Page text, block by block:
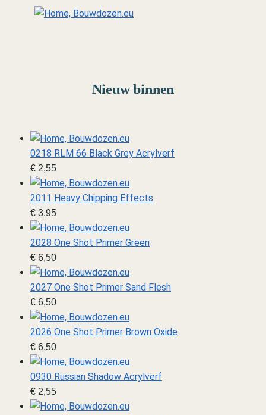
Nieuw binnen
0218 RLM 66 Black Grey Acrylverf
€ 2,55
2011 Heavy Chipping Effects
€ 3,95
2028 One Shot Primer Green
€ 6,50
2027 One Shot Primer Sand Flesh
€ 6,50
2026 One Shot Primer Brown Oxide
€ 6,50
0930 Russian Shadow Acrylverf
€ 2,55